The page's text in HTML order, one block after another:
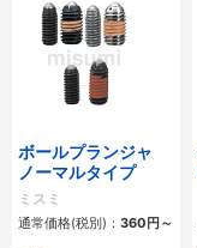
ボールプランジャ
ノーマルタイプ
ミスミ
通常価格(税別)： 360円～